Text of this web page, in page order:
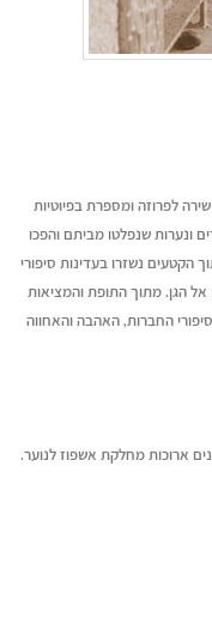
לפרוזה ומספרת בפיוטיות
ונערות שנפלטו מביתם והפכו
הקטעים נשזרו בעדינות סיפורי
אל הגן. מתוך התופת והמציאות
החברות, האהבה והאחווה
ארוכות מחלקת אשפוז לנוער.